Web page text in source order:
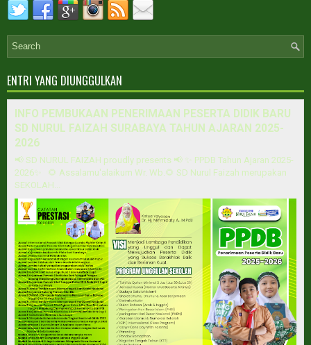
ENTRI YANG DIUNGGULKAN
INFO PEMBUKAAN PENERIMAAN PESERTA DIDIK BARU
SD NURUL FAIZAH SURABAYA TAHUN AJARAN 2025-
2026
📢 SD NURUL FAIZAH proudly presents 📢 ✨ PPDB Tahun Ajaran 2025-
2026✨ 🌻 Assalamu'alaikum Wr. Wb.🌻 SD Nurul Faizah merupakan
SEKOLAH...